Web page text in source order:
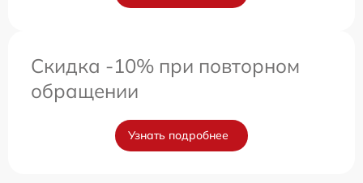
Скидка -10% при повторном
обращении
Узнать подробнее